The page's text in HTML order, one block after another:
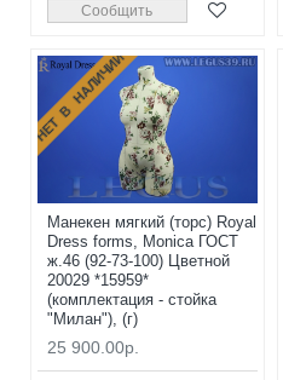
Сообщить
НЕТ В НАЛИЧИИ
Манекен мягкий (торс) Royal
Dress forms, Monica ГОСТ
ж.46 (92-73-100) Цветной
20029 *15959*
(комплектация - стойка
"Милан"), (г)
25 900.00р.